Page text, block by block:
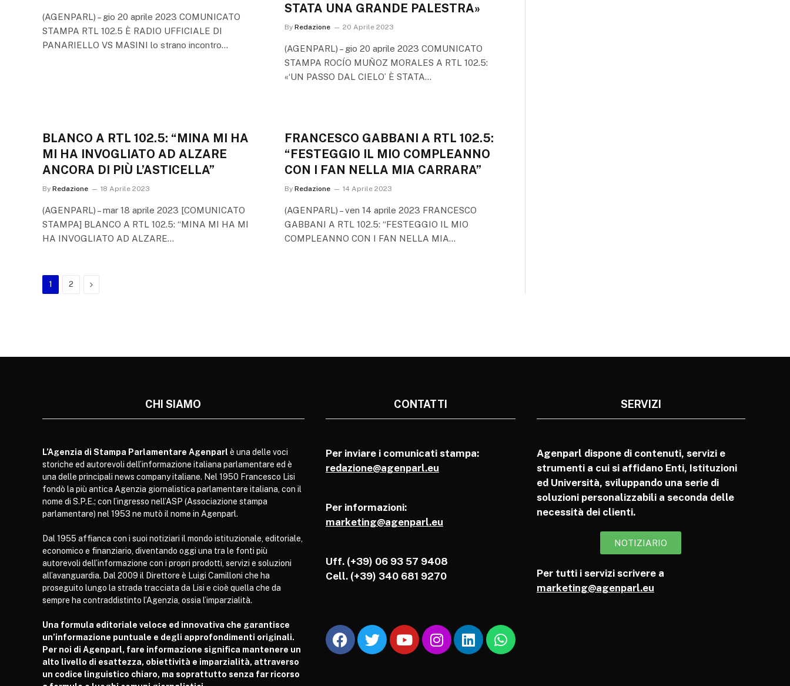
(AGENPARL) – gio 20 aprile 2023 COMUNICATO
STAMPA RTL 102.5 È RADIO UFFICIALE DI
PANARIELLO VS MASINI lo strano incontro…
STATA UNA GRANDE PALESTRA»
By Redazione 20 Aprile 2023
(AGENPARL) – gio 20 aprile 2023 COMUNICATO
STAMPA ROCÍO MUÑOZ MORALES A RTL 102.5:
«‘UN PASSO DAL CIELO’ È STATA…
BLANCO A RTL 102.5: “MINA MI HA
MI HA INVOGLIATO AD ALZARE
ANCORA DI PIÙ L’ASTICELLA”
By Redazione 18 Aprile 2023
(AGENPARL) – mar 18 aprile 2023 [COMUNICATO
STAMPA] BLANCO A RTL 102.5: “MINA MI HA MI
HA INVOGLIATO AD ALZARE…
FRANCESCO GABBANI A RTL 102.5:
“FESTEGGIO IL MIO COMPLEANNO
CON I FAN NELLA MIA CARRARA”
By Redazione 14 Aprile 2023
(AGENPARL) – ven 14 aprile 2023 FRANCESCO
GABBANI A RTL 102.5: “FESTEGGIO IL MIO
COMPLEANNO CON I FAN NELLA MIA…
1 2 Next
CHI SIAMO
L’Agenzia di Stampa Parlamentare Agenparl è una delle voci
storiche ed autorevoli dell’informazione italiana parlamentare ed è
una delle principali news company italiane. Nel 1950 Francesco Lisi
fondò la più antica Agenzia giornalistica parlamentare italiana, con il
nome di S.P.E.; con l’ingresso nell’ASP (Associazione stampa
parlamentare) nel 1953 ne mutò il nome in Agenparl.
Dal 1955 affianca con i suoi notiziari il mondo istituzionale, editoriale,
economico e finanziario, diventando oggi una tra le fonti più
autorevoli dell’informazione con i propri prodotti, servizi e soluzioni
all’avanguardia. Dal 2009 il Direttore è Luigi Camilloni che ha
proseguito lungo la strada tracciata da Lisi e cioè quella che da
sempre ha contraddistinto l’Agenzia, ossia l’imparzialità.
Una formula editoriale veloce ed innovativa che garantisce
un’informazione puntuale e degli approfondimenti originali.
Per noi di Agenparl, fare informazione significa mantenere un
alto livello di esattezza, obiettività e imparzialità, attraverso
un codice linguistico chiaro, ma soprattutto senza far ricorso
CONTATTI
Per inviare i comunicati stampa:
redazione@agenparl.eu
Per informazioni:
marketing@agenparl.eu
Uff. (+39) 06 93 57 9408
Cell. (+39) 340 681 9270
SERVIZI
Agenparl dispone di contenuti, servizi e
strumenti a cui si affidano Enti, Istituzioni
ed Università, sviluppando una serie di
soluzioni personalizzabili a seconda delle
necessità dei clienti.
NOTIZIARIO
Per tutti i servizi scrivere a
marketing@agenparl.eu